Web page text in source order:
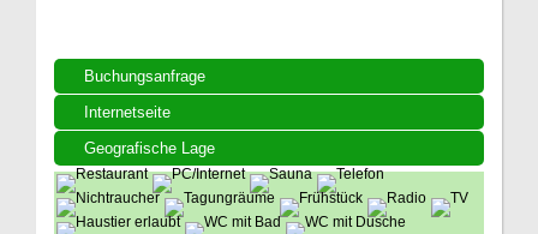
Buchungsanfrage
Internetseite
Geografische Lage